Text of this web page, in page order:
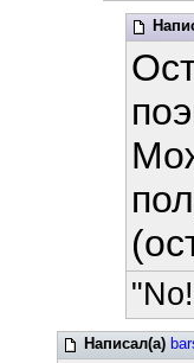
Написал(а)